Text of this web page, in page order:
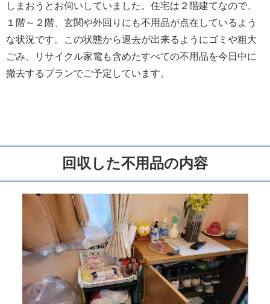
しまおうとお伺いしていました。住宅は２階建てなので、
１階～２階、玄関や外回りにも不用品が点在しているよう
な状況です。この状態から退去が出来るようにゴミや粗大
ごみ、リサイクル家電も含めたすべての不用品を今日中に
撤去するプランでご予定しています。
回収した不用品の内容